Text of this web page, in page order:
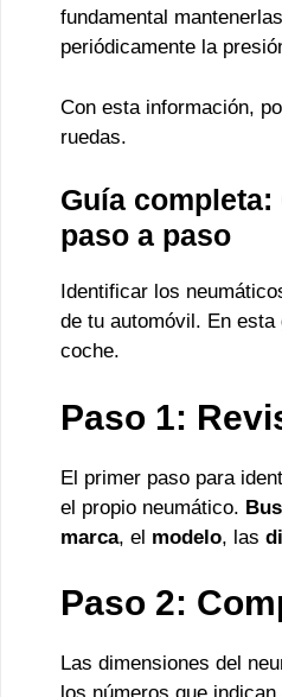
fundamental
periódicamente la
Con esta información,
ruedas.
Guía
paso a paso
Identificar los
de tu automóvil. En
coche.
Paso 1:
El primer paso para
el propio neumático.
marca, el modelo, las
Paso 2:
Las dimensiones del